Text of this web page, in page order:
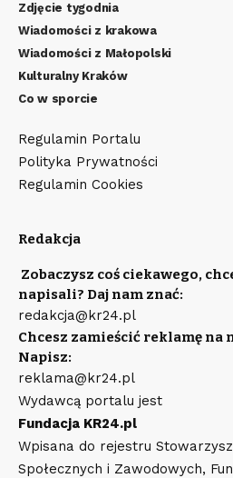
Zdjęcie tygodnia
Wiadomości z krakowa
Wiadomości z Małopolski
Kulturalny Kraków
Co w sporcie
Regulamin Portalu
Polityka Prywatności
Regulamin Cookies
Redakcja
Zobaczysz coś ciekawego,
napisali? Daj nam znać:
redakcja@kr24.pl
Chcesz zamieścić reklamę na
Napisz:
reklama@kr24.pl
Wydawcą portalu jest
Fundacja KR24.pl
Wpisana do rejestru
Społecznych i Zawodowych,